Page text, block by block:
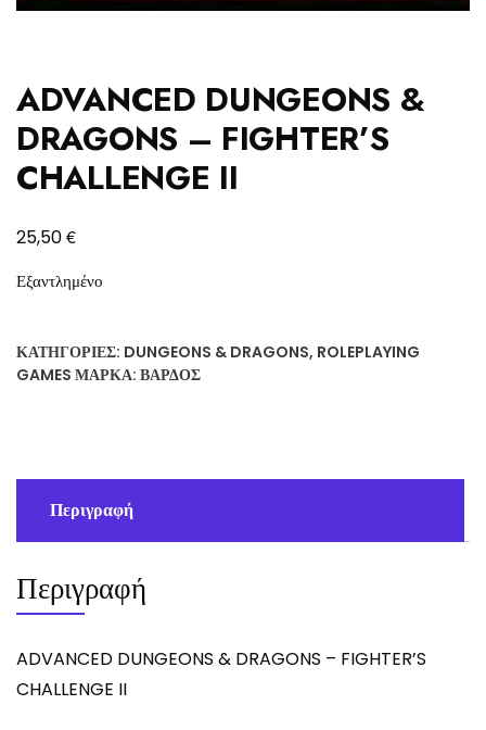
ADVANCED DUNGEONS &
DRAGONS – FIGHTER’S
CHALLENGE II
25,50€
Εξαντλημένο
ΚΑΤΗΓΟΡΊΕΣ: DUNGEONS & DRAGONS, ROLEPLAYING
GAMES ΜΆΡΚΑ: ΒΆΡΔΟΣ
Περιγραφή
Περιγραφή
ADVANCED DUNGEONS & DRAGONS – FIGHTER’S
CHALLENGE II